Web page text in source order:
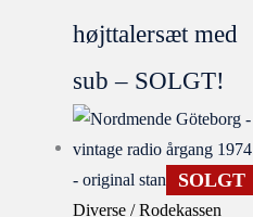
højttalersæt med
sub – SOLGT!
SOLGT
Diverse / Rodekassen